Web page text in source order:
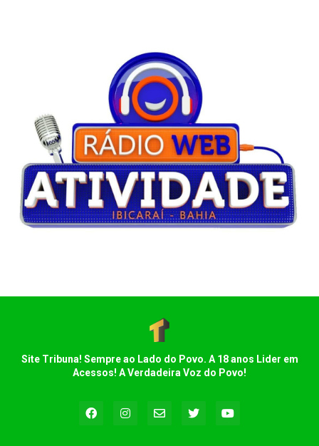
Site Tribuna! Sempre ao Lado do Povo. A 18 anos Lider em
Acessos! A Verdadeira Voz do Povo!